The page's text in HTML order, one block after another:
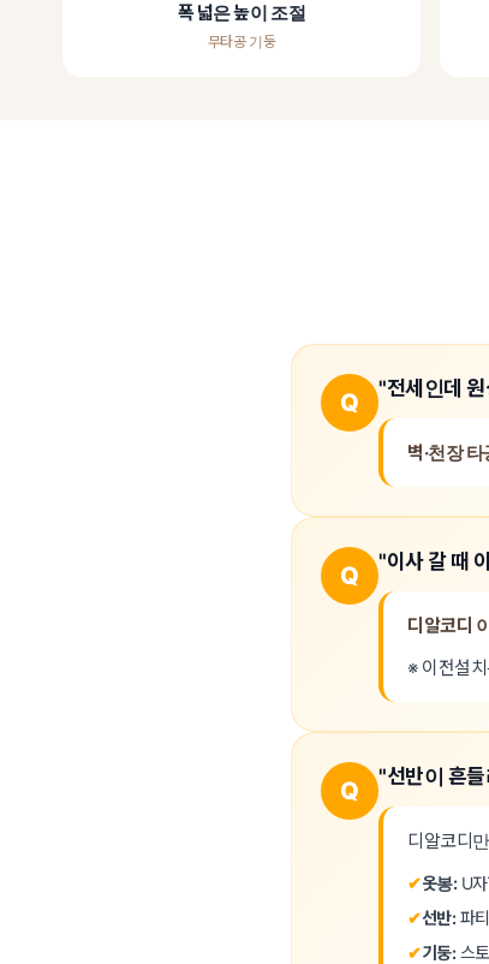
폭 넓은 높이 조절
무타공 기둥
Q "전세인데
벽·천장
Q "이사 갈 때
디알코디
※ 이전설
Q "선반이 흔
디알코디
✔옷봉:U자
✔선반:파
✔기둥:스